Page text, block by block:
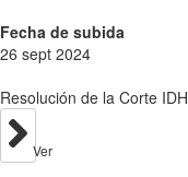
Fecha de subida
26 sept 2024
Resolución de la Corte IDH
Ver